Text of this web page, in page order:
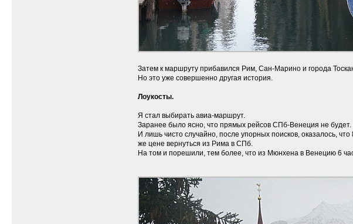
Затем к маршруту прибавился Рим, Сан-Марино и города
Но это уже совершенно другая история.
Лоукосты.
Я стал выбирать авиа-маршрут.
Заранее было ясно, что прямых рейсов СПб-Венеция не
И лишь чисто случайно, после упорных поисков, оказалось,
же цене вернуться из Рима в СПб.
На том и порешили, тем более, что из Мюнхена в Венецию 6